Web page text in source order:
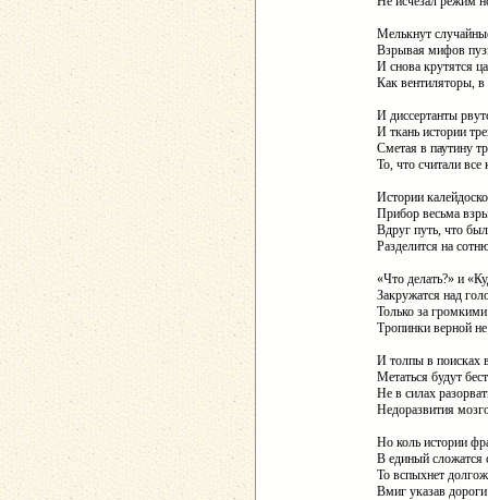
Мелькнут
Взрывая мифов
И снова крутятся
Как вентиляторы, в
И диссертанты
И ткань истории
Сметая в паутину
То, что считали все
Истории
Прибор весьма
Вдруг путь, что
Разделится на
«Что делать?» и
Закружатся над
Только за
Тропинки верной
И толпы в поисках
Метаться будут
Не в силах
Недоразвития
Но коль истории
В единый сложатся
То вспыхнет
Вмиг указав дороги